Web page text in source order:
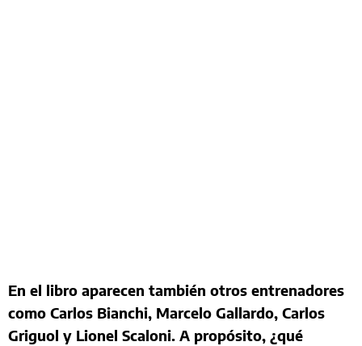
En el libro aparecen también otros entrenadores
como Carlos Bianchi, Marcelo Gallardo, Carlos
Griguol y Lionel Scaloni. A propósito, ¿qué